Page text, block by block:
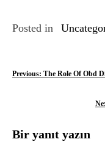
Posted in
Y
ı
Previous: The Role Of Obd
Bir yanıt yazın